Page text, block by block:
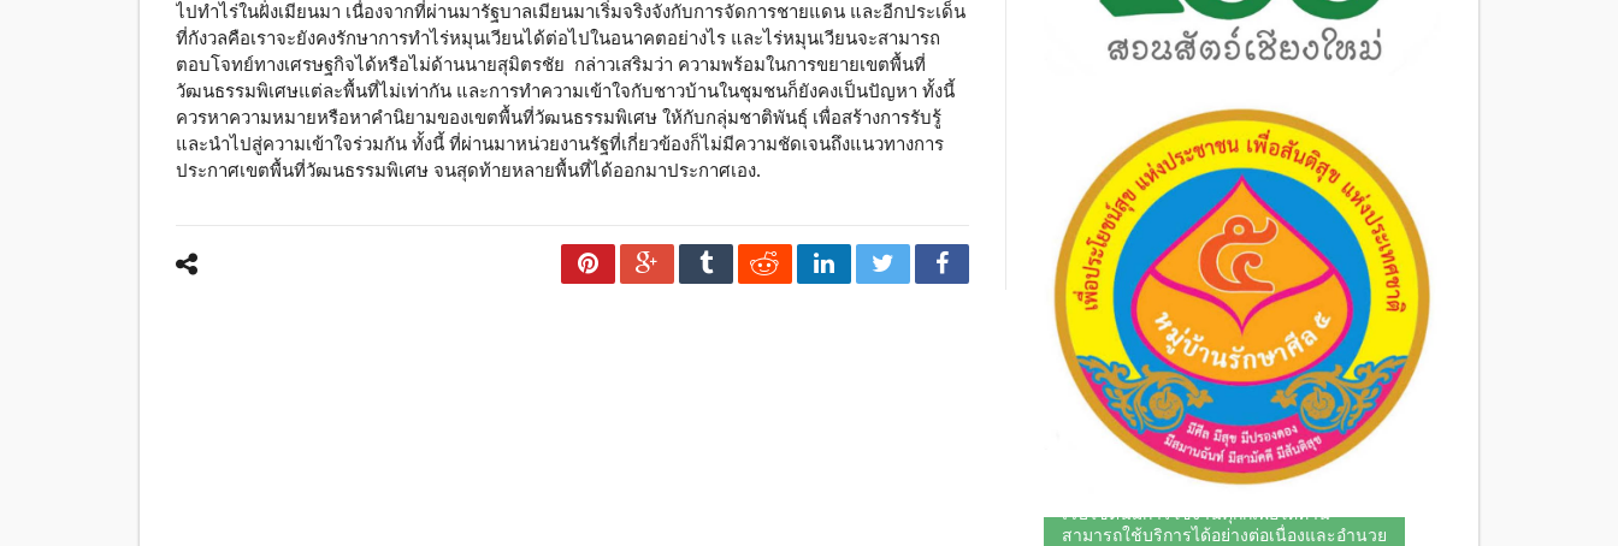
ไปทำไร่ในฝั่งเมียนมา เนื่องจากที่ผ่านมารัฐบาลเมียนมาเริ่มจริงจังกับการจัดการชายแดน และอีกประเด็น
ที่กังวลคือเราจะยังคงรักษาการทำไร่หมุนเวียนได้ต่อไปในอนาคตอย่างไร และไร่หมุนเวียนจะสามารถ
ตอบโจทย์ทางเศรษฐกิจได้หรือไม่ด้านนายสุมิตรชัย กล่าวเสริมว่า ความพร้อมในการขยายเขตพื้นที่
วัฒนธรรมพิเศษแต่ละพื้นที่ไม่เท่ากัน และการทำความเข้าใจกับชาวบ้านในชุมชนก็ยังคงเป็นปัญหา ทั้งนี้
ควรหาความหมายหรือหาคำนิยามของเขตพื้นที่วัฒนธรรมพิเศษ ให้กับกลุ่มชาติพันธุ์ เพื่อสร้างการรับรู้
และนำไปสู่ความเข้าใจร่วมกัน ทั้งนี้ ที่ผ่านมาหน่วยงานรัฐที่เกี่ยวข้องก็ไม่มีความชัดเจนถึงแนวทางการ
ประกาศเขตพื้นที่วัฒนธรรมพิเศษ จนสุดท้ายหลายพื้นที่ได้ออกมาประกาศเอง.